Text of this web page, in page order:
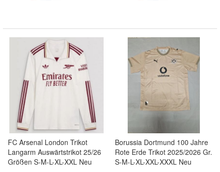
FC Arsenal London Trikot
Langarm Auswärtstrikot 25/26
Größen S-M-L-XL-XXL Neu
Borussia Dortmund 100 Jahre
Rote Erde Trikot 2025/2026 Gr.
S-M-L-XL-XXL-XXXL Neu